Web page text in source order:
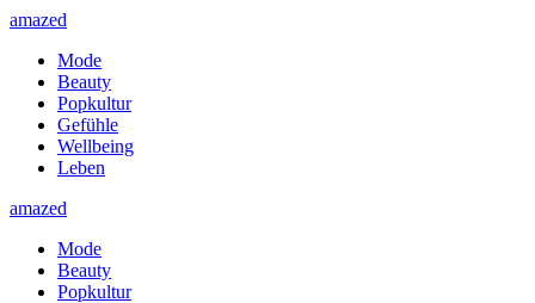
amazed
Mode
Beauty
Popkultur
Gefühle
Wellbeing
Leben
amazed
Mode
Beauty
Popkultur